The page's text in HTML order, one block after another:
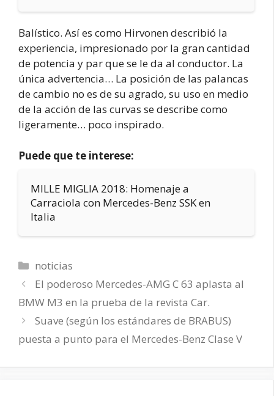
Balístico. Así es como Hirvonen describió la
experiencia, impresionado por la gran cantidad
de potencia y par que se le da al conductor. La
única advertencia… La posición de las palancas
de cambio no es de su agrado, su uso en medio
de la acción de las curvas se describe como
ligeramente… poco inspirado.
Puede que te interese:
MILLE MIGLIA 2018: Homenaje a
Carraciola con Mercedes-Benz SSK en
Italia
Categorías
noticias
El poderoso Mercedes-AMG C 63 aplasta al
BMW M3 en la prueba de la revista Car.
Suave (según los estándares de BRABUS)
puesta a punto para el Mercedes-Benz Clase V